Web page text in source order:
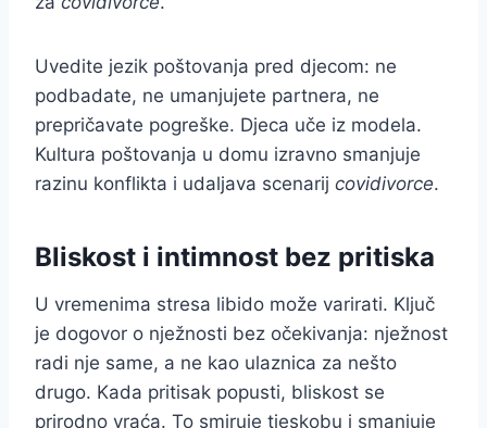
Uvedite jezik poštovanja pred djecom: ne
podbadate, ne umanjujete partnera, ne
prepričavate pogreške. Djeca uče iz modela.
Kultura poštovanja u domu izravno smanjuje
razinu konflikta i udaljava scenarij covidivorce.
Bliskost i intimnost bez pritiska
U vremenima stresa libido može varirati. Ključ
je dogovor o nježnosti bez očekivanja: nježnost
radi nje same, a ne kao ulaznica za nešto
drugo. Kada pritisak popusti, bliskost se
prirodno vraća. To smiruje tjeskobu i smanjuje